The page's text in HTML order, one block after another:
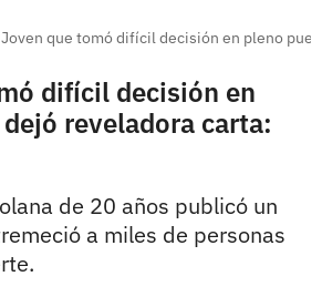
Joven que tomó difícil decisión en pleno
difícil decisión en
reveladora carta:
de 20 años publicó un
a miles de personas